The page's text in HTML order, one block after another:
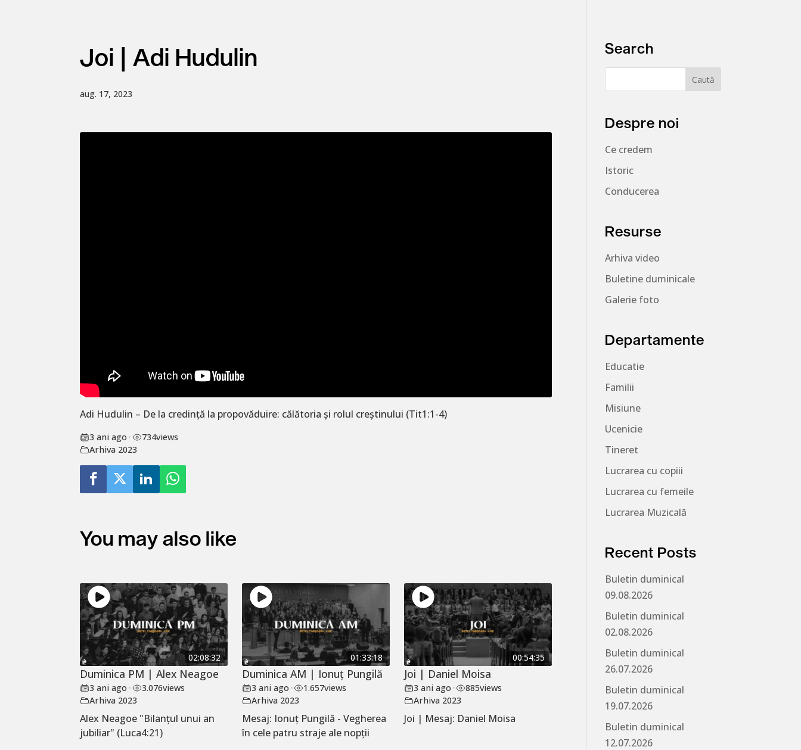
Joi | Adi Hudulin
aug. 17, 2023
Adi Hudulin – De la credință la propovăduire: călătoria și rolul creștinului (Tit1:1-4)
3 ani ago • 734views
Arhiva 2023
You may also like
02:08:32
Duminica PM | Alex Neagoe
3 ani ago • 3.076views
Arhiva 2023
Alex Neagoe "Bilanțul unui an
jubiliar" (Luca4:21)
01:33:18
Duminica AM | Ionuț Pungilă
3 ani ago • 1.657views
Arhiva 2023
Mesaj: Ionuț Pungilă - Vegherea
în cele patru straje ale nopții
00:54:35
Joi | Daniel Moisa
3 ani ago • 885views
Arhiva 2023
Joi | Mesaj: Daniel Moisa
Search
Despre noi
Ce credem
Istoric
Conducerea
Resurse
Arhiva video
Buletine duminicale
Galerie foto
Departamente
Educatie
Familii
Misiune
Ucenicie
Tineret
Lucrarea cu copiii
Lucrarea cu femeile
Lucrarea Muzicală
Recent Posts
Buletin duminical
09.08.2026
Buletin duminical
02.08.2026
Buletin duminical
26.07.2026
Buletin duminical
19.07.2026
Buletin duminical
12.07.2026